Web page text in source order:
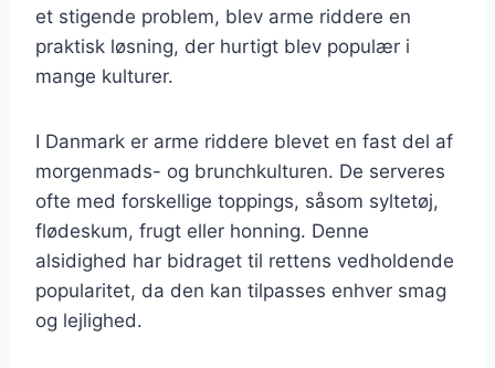
et stigende problem, blev arme riddere en
praktisk løsning, der hurtigt blev populær i
mange kulturer.
I Danmark er arme riddere blevet en fast del af
morgenmads- og brunchkulturen. De serveres
ofte med forskellige toppings, såsom syltetøj,
flødeskum, frugt eller honning. Denne
alsidighed har bidraget til rettens vedholdende
popularitet, da den kan tilpasses enhver smag
og lejlighed.